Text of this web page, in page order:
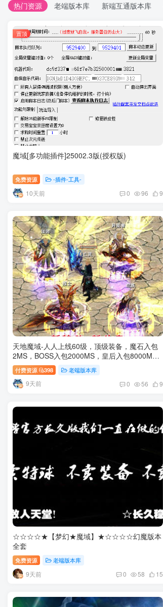
热门资源 老端版本库 新端互通版本库
置顶
魔域[多功能插件]25002.3版(授权版)
免费资源 -插件-工具-
10天前 0 96 9
天地魔域-人人上线60级，顶级装备，魔石入包
2MS，BOSS入包2000MS，皇后入包8000MS
为玩家打造一个公平轻松的起点 VIP6 2倍、
VIP7 3倍
付费资源 398 老端版本库
9天前 0 56 9
☆☆☆☆★【梦幻★魔域】★☆☆☆☆幻魔版本
全套
免费资源 老端版本库
9天前 0 58 15